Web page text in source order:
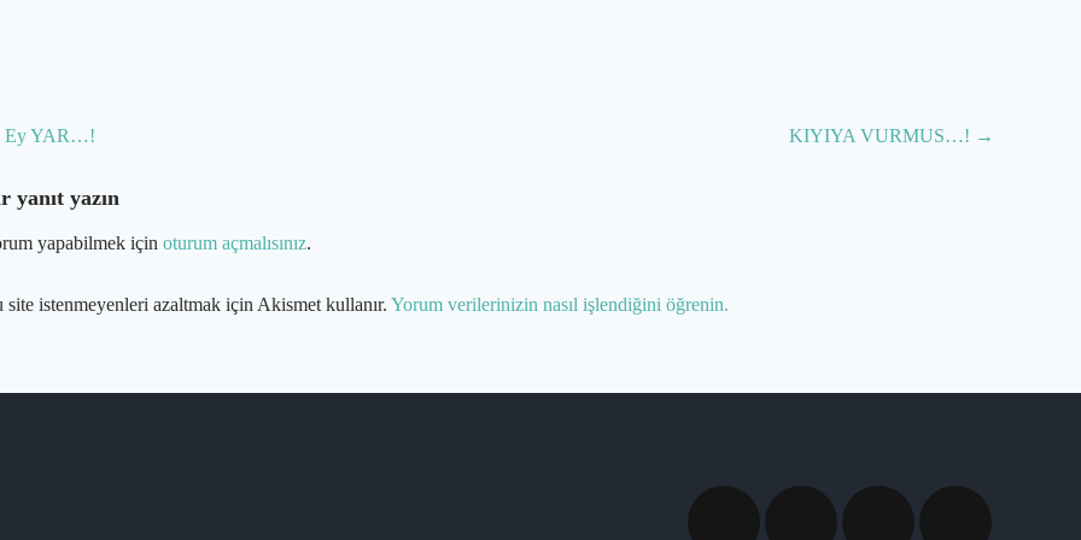
Ey YAR…! KIYIYA VURMUS…! →
yanıt yazın
yapabilmek için oturum açmalısınız.
site istenmeyenleri azaltmak için Akismet kullanır. Yorum verilerinizin nasıl işlendiğini öğrenin.